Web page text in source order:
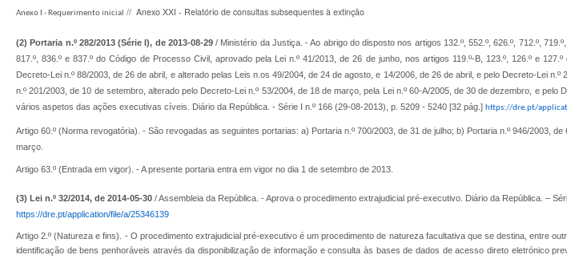
Anexo I - Requerimento inicial // Anexo XXI - Relatório de consultas subsequentes à extinção
(2) Portaria n.º 282/2013 (Série I), de 2013-08-29/ Ministério da Justiça. - Ao abrigo do disposto nos artigos 132.º, 552.º, 626.º, 712.º, 719.º,
817.º, 836.º e 837.º do Código de Processo Civil, aprovado pela Lei n.º 41/2013, de 26 de junho, nos artigos 119.º-B, 123.º, 126.º e
Decreto-Lei n.º 88/2003, de 26 de abril, e alterado pelas Leis n.os 49/2004, de 24 de agosto, e 14/2006, de 26 de abril, e pelo Decreto-Lei
n.º 201/2003, de 10 de setembro, alterado pelo Decreto-Lei n.º 53/2004, de 18 de março, pela Lei n.º 60-A/2005, de 30 de dezembro, e pelo
vários aspetos das ações executivas cíveis. Diário da República. - Série I n.º 166 (29-08-2013), p. 5209 - 5240 [32 pág.] https://dre.pt/
Artigo 60.º (Norma revogatória). - São revogadas as seguintes portarias: a) Portaria n.º 700/2003, de 31 de julho; b) Portaria n.º 946/2003,
março.
Artigo 63.º (Entrada em vigor). - A presente portaria entra em vigor no dia 1 de setembro de 2013.
(3) Lei n.º 32/2014, de 2014-05-30 / Assembleia da República. - Aprova o procedimento extrajudicial pré-executivo. Diário da República. –
https://dre.pt/application/file/a/25346139
Artigo 2.º (Natureza e fins). - O procedimento extrajudicial pré-executivo é um procedimento de natureza facultativa que se destina, entre
identificação de bens penhoráveis através da disponibilização de informação e consulta às bases de dados de acesso direto eletrónico